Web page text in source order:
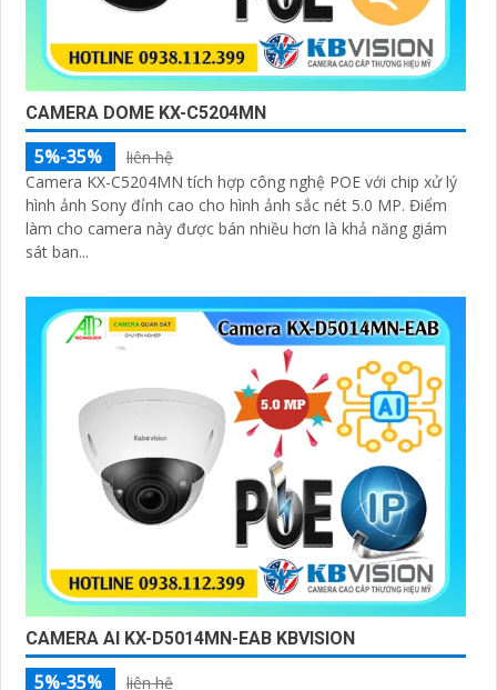
CAMERA DOME KX-C5204MN
5%-35%
liên hệ
Camera KX-C5204MN tích hợp công nghệ POE với chip xử lý
hình ảnh Sony đỉnh cao cho hình ảnh sắc nét 5.0 MP. Điểm
làm cho camera này được bán nhiều hơn là khả năng giám
sát ban...
CAMERA AI KX-D5014MN-EAB KBVISION
5%-35% liên hệ